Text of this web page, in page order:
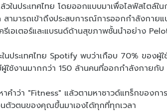
วในประเทศไทย โดยออกแบบมาเพื่อไลฟ์สไตล์
สามารถเข้าถึงประสบการณ์การออกกำลังกาย
เอเตอร์และแบรนด์ด้านสุขภาพชั้นนำอย่าง
ในประเทศไทย Spotify พบว่าเกือบ 70% ของผู้
ใช้งานมากกว่า 150 ล้านคนที่ออกกำลังกายกั
ำว่า "Fitness" แล้วตามหาซาวด์แทร็กของกา
วตนของคุณขึ้นมาเองได้ทุกที่ทุกเวลา